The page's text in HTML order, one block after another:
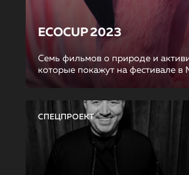
ECOCUP 2023
Семь фильмов о природе и
которые покажут на фестивале в
СПЕЦПРОЕКТ